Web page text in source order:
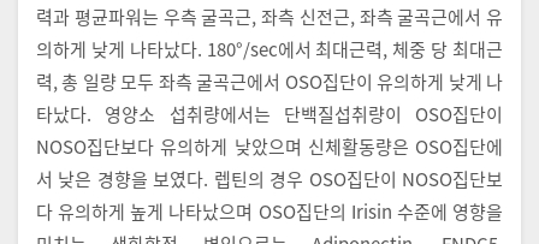
력과 평균파워는 우측 굴곡근, 좌측 신전근, 좌측 굴곡근에서 유
의하게 낮게 나타났다. 180°/sec에서 최대근력, 체중 당 최대근
력, 총 일량 모두 좌측 굴곡근에서 OSO집단이 유의하게 낮게 나
타났다. 영양소 섭취량에서는 단백질섭취량이 OSO집단이
NOSO집단보다 유의하게 낮았으며 신체활동량은 OSO집단에
서 낮은 경향을 보였다. 렙틴의 경우 OSO집단이 NOSO집단보
다 유의하게 높게 나타났으며 OSO집단의 Irisin 수준에 영향을